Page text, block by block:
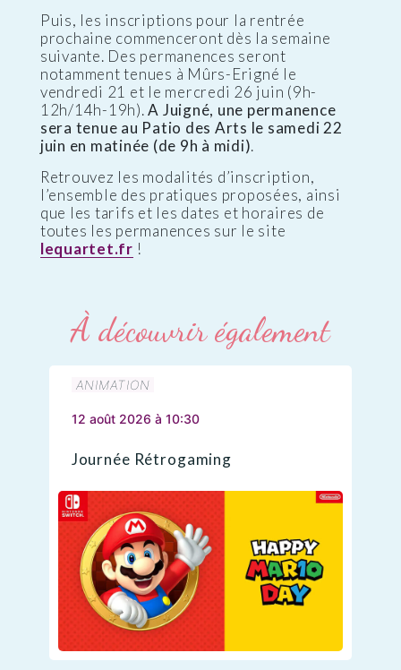
Puis, les inscriptions pour la rentrée
prochaine commenceront dès la semaine
suivante. Des permanences seront
notamment tenues à Mûrs-Erigné le
vendredi 21 et le mercredi 26 juin (9h-
12h/14h-19h).A Juigné, une permanence
sera tenue au Patio des Arts le samedi 22
juin en matinée (de 9h à midi).
Retrouvez les modalités d’inscription,
l’ensemble des pratiques proposées, ainsi
que les tarifs et les dates et horaires de
toutes les permanences sur le site
lequartet.fr !
À découvrir également
ANIMATION
12 août 2026 à 10:30
Journée Rétrogaming